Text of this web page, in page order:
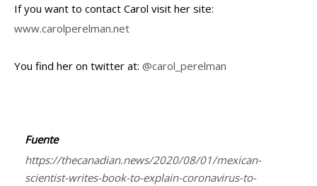
If you want to contact Carol visit her site:
www.carolperelman.net
You find her on twitter at: @carol_perelman
Fuente
https://thecanadian.news/2020/08/01/mexican-
scientist-writes-book-to-explain-coronavirus-to-